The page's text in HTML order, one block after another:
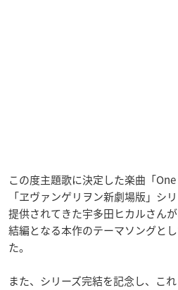
この度主題歌に決定した楽曲「
「ヱヴァンゲリヲン新劇場版」シ
提供されてきた宇多田ヒカルさん
結編となる本作のテーマソングと
た。
また、シリーズ完結を記念し、こ